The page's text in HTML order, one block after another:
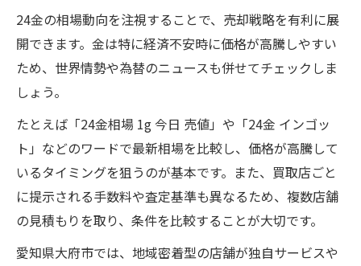
24金の相場動向を注視することで、売却戦略を有利に展
開できます。金は特に経済不安時に価格が高騰しやすい
ため、世界情勢や為替のニュースも併せてチェックしま
しょう。
たとえば「24金相場 1g 今日 売値」や「24金 インゴッ
ト」などのワードで最新相場を比較し、価格が高騰して
いるタイミングを狙うのが基本です。また、買取店ごと
に提示される手数料や査定基準も異なるため、複数店舗
の見積もりを取り、条件を比較することが大切です。
愛知県大府市では、地域密着型の店舗が独自サービスや